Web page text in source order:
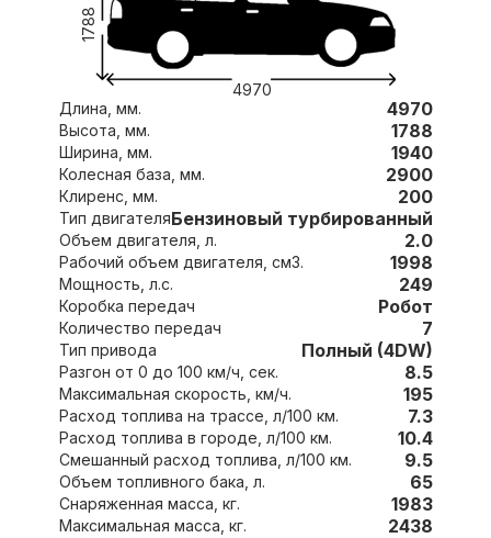
4970
1788
Длина, мм. 4970
Высота, мм. 1788
Ширина, мм. 1940
Колесная база, мм. 2900
Клиренс, мм. 200
Тип двигателяБензиновый турбированный
Объем двигателя, л. 2.0
Рабочий объем двигателя, см3. 1998
Мощность, л.с. 249
Коробка передач Робот
Количество передач 7
Тип привода Полный (4DW)
Разгон от 0 до 100 км/ч, сек. 8.5
Максимальная скорость, км/ч. 195
Расход топлива на трассе, л/100 км. 7.3
Расход топлива в городе, л/100 км. 10.4
Смешанный расход топлива, л/100 км. 9.5
Объем топливного бака, л. 65
Снаряженная масса, кг. 1983
Максимальная масса, кг. 2438